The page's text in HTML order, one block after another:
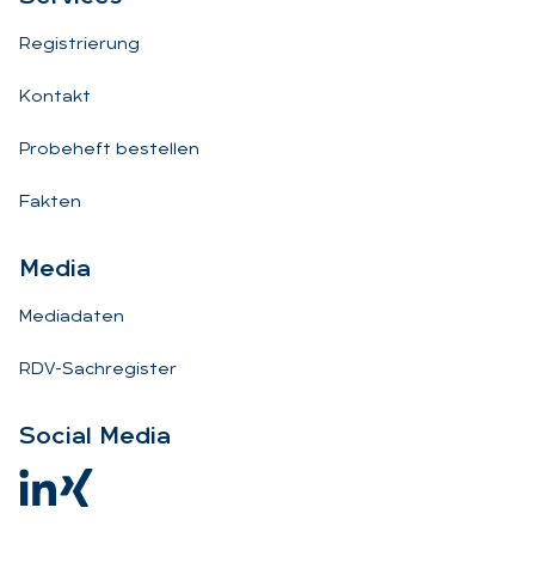
Registrierung
Kontakt
Probeheft bestellen
Fakten
Me­dia
Mediadaten
RDV-Sachregister
So­ci­al Me­dia